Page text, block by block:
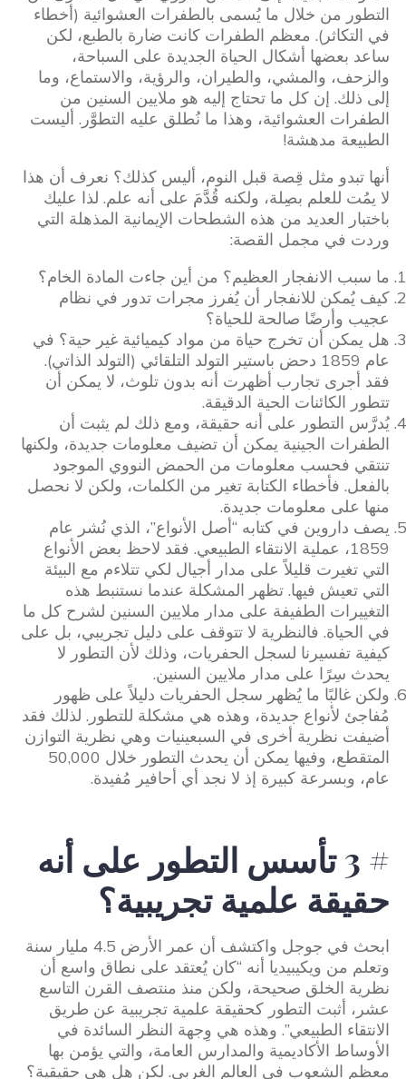
التطور من خلال ما يُسمى بالطفرات العشوائية (أخطاء
في التكاثر). معظم الطفرات كانت ضارة بالطبع، لكن
ساعد بعضها أشكال الحياة الجديدة على السباحة،
والزحف، والمشي، والطيران، والرؤية، والاستماع، وما
إلى ذلك. إن كل ما تحتاج إليه هو ملايين السنين من
الطفرات العشوائية، وهذا ما نُطلق عليه التطوَّر. أليست
الطبيعة مدهشة!
أنها تبدو مثل قِصة قبل النوم، أليس كذلك؟ نعرف أن هذا
لا يمُت للعلم بصِلة، ولكنه قُدَّمَ على أنه علم. لذا عليك
باختبار العديد من هذه الشطحات الإيمانية المذهلة التي
وردت في مجمل القصة:
ما سبب الانفجار العظيم؟ من أين جاءت المادة الخام؟
كيف يُمكن للانفجار أن يُفرز مجرات تدور في نظام
عجيب وأرضًا صالحة للحياة؟
هل يمكن أن تخرج حياة من مواد كيميائية غير حية؟ في
عام 1859 دحض باستير التولد التلقائي (التولد الذاتي).
فقد أجرى تجارب أظهرت أنه بدون تلوث، لا يمكن أن
تتطور الكائنات الحية الدقيقة.
يُدرَّس التطور على أنه حقيقة، ومع ذلك لم يثبت أن
الطفرات الجينية يمكن أن تضيف معلومات جديدة، ولكنها
تنتقي فحسب معلومات من الحمض النووي الموجود
بالفعل. فأخطاء الكتابة تغير من الكلمات، ولكن لا نحصل
منها على معلومات جديدة.
يصف داروين في كتابه “أصل الأنواع”، الذي نُشر عام
1859، عملية الانتقاء الطبيعي. فقد لاحظ بعض الأنواع
التي تغيرت قليلاً على مدار أجيال لكي تتلاءم مع البيئة
التي تعيش فيها. تظهر المشكلة عندما نستنبط هذه
التغييرات الطفيفة على مدار ملايين السنين لشرح كل ما
في الحياة. فالنظرية لا تتوقف على دليل تجريبي، بل على
كيفية تفسيرنا لسجل الحفريات، وذلك لأن التطور لا
يحدث سِرًا على مدار ملايين السنين.
ولكن غالبًا ما يُظهر سجل الحفريات دليلاً على ظهور
مُفاجئ لأنواع جديدة، وهذه هي مشكلة للتطور. لذلك فقد
أضيفت نظرية أخرى في السبعينيات وهي نظرية التوازن
المتقطع، وفيها يمكن أن يحدث التطور خلال 50,000
عام، وبسرعة كبيرة إذ لا نجد أي أحافير مُفيدة.
# 3 تأسس التطور على أنه
حقيقة علمية تجريبية؟
ابحث في جوجل واكتشف أن عمر الأرض 4.5 مليار سنة
وتعلم من ويكيبيديا أنه “كان يُعتقد على نطاق واسع أن
نظرية الخلق صحيحة، ولكن منذ منتصف القرن التاسع
عشر، أثبت التطور كحقيقة علمية تجريبية عن طريق
الانتقاء الطبيعي”. وهذه هي وِجهة النظر السائدة في
الأوساط الأكاديمية والمدارس العامة، والتي يؤمن بها
معظم الشعوب في العالم الغربي. لكن هل هي حقيقية؟